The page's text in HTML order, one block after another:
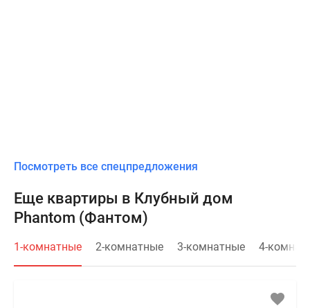
Посмотреть все спецпредложения
Еще квартиры в Клубный дом
Phantom (Фантом)
1-комнатные 2-комнатные 3-комнатные 4-